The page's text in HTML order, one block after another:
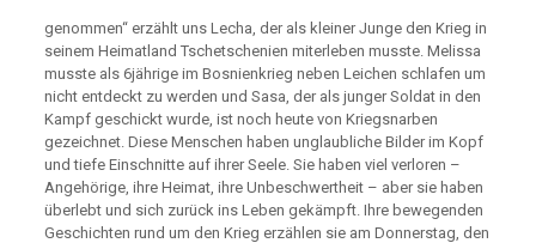
genommen“ erzählt uns Lecha, der als kleiner Junge den Krieg in
seinem Heimatland Tschetschenien miterleben musste. Melissa
musste als 6jährige im Bosnienkrieg neben Leichen schlafen um
nicht entdeckt zu werden und Sasa, der als junger Soldat in den
Kampf geschickt wurde, ist noch heute von Kriegsnarben
gezeichnet. Diese Menschen haben unglaubliche Bilder im Kopf
und tiefe Einschnitte auf ihrer Seele. Sie haben viel verloren –
Angehörige, ihre Heimat, ihre Unbeschwertheit – aber sie haben
überlebt und sich zurück ins Leben gekämpft. Ihre bewegenden
Geschichten rund um den Krieg erzählen sie am Donnerstag, den